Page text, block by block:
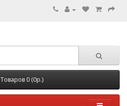
Товаров 0 (0р.)